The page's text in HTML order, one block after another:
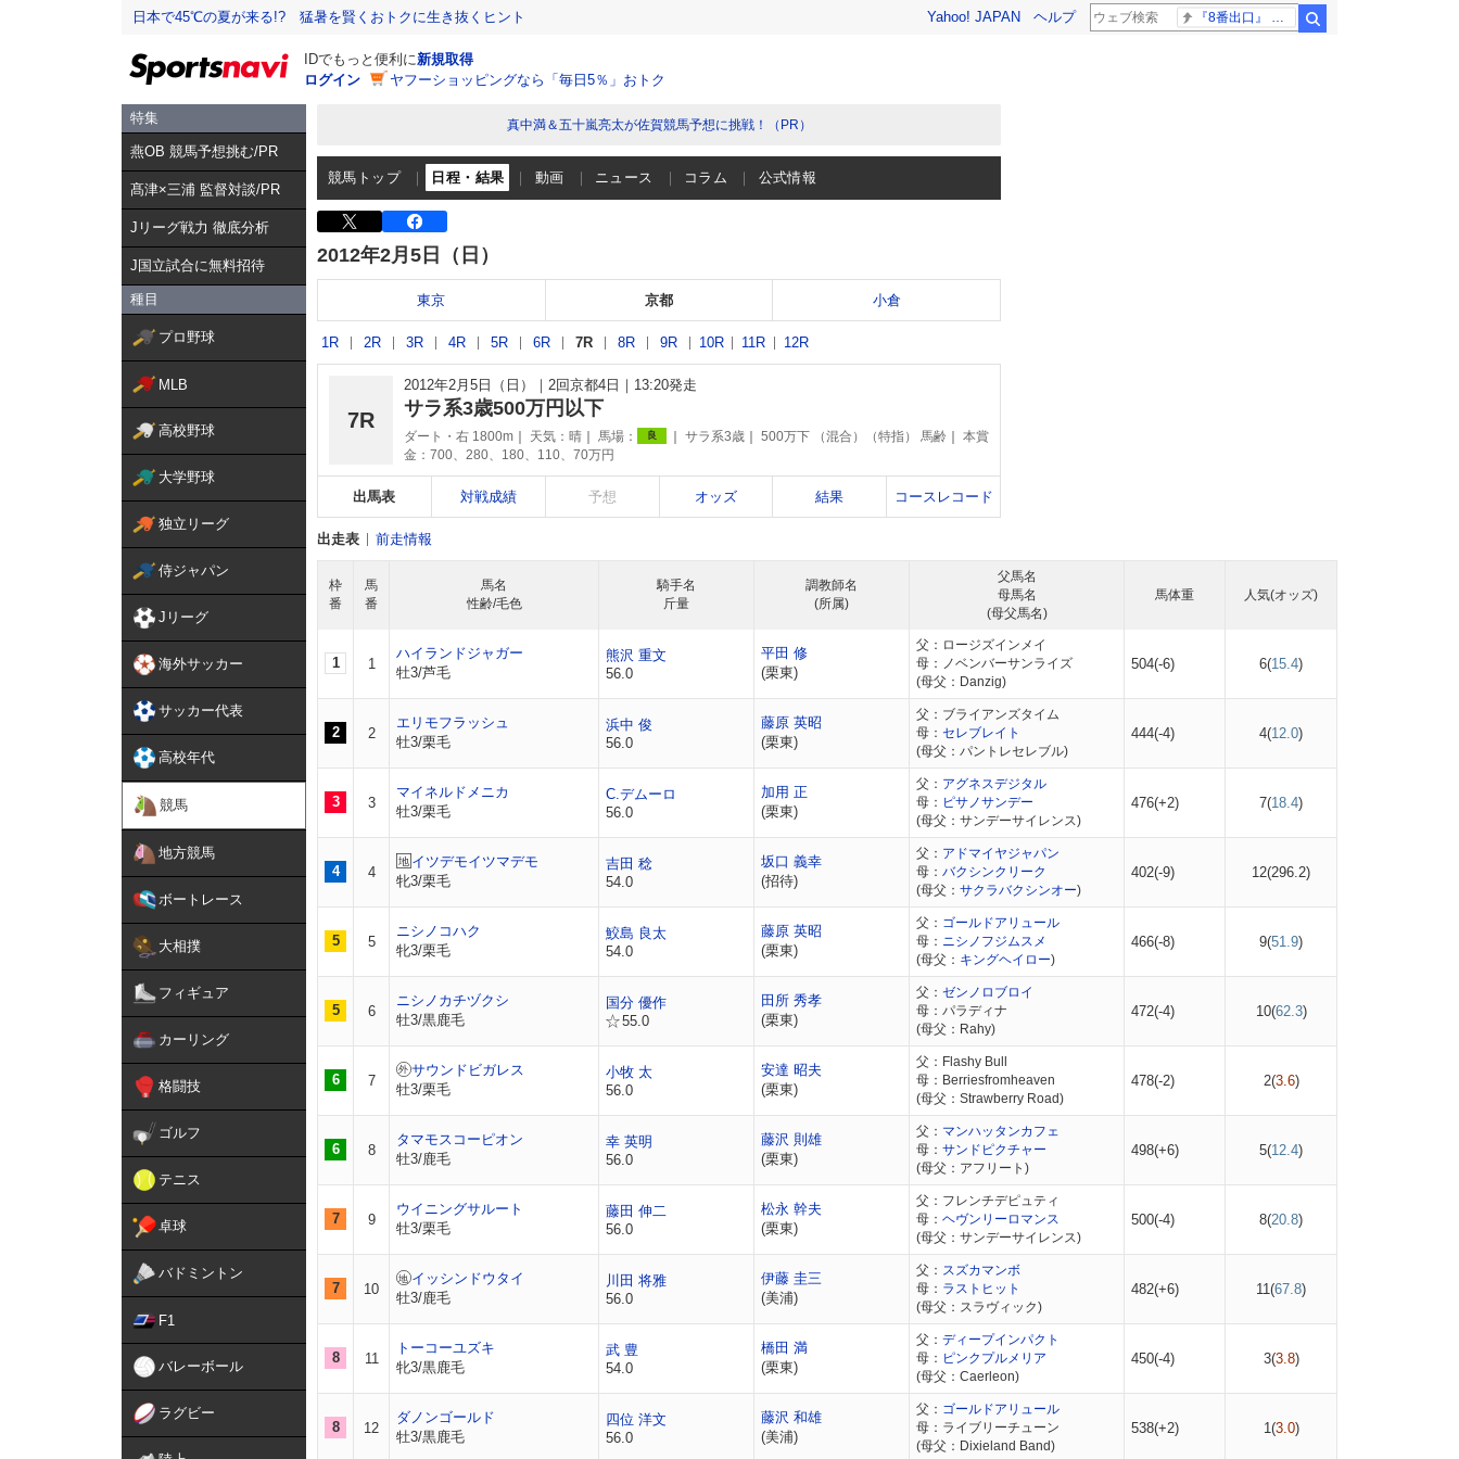
日本で45℃の夏が来る!? 猛暑を賢くおトクに生き抜くヒント Yahoo! JAPAN ヘルプ
IDでもっと便利に新規取得
ログイン
ヤフーショッピングなら「毎日5％」おトク
特集
燕OB 競馬予想挑む/PR
髙津×三浦 監督対談/PR
Jリーグ戦力 徹底分析
J国立試合に無料招待
種目
プロ野球
MLB
高校野球
大学野球
独立リーグ
侍ジャパン
Jリーグ
海外サッカー
サッカー代表
高校年代
競馬
地方競馬
ボートレース
大相撲
フィギュア
カーリング
格闘技
ゴルフ
テニス
卓球
バドミントン
F1
バレーボール
ラグビー
真中満＆五十嵐亮太が佐賀競馬予想に挑戦！（PR）
競馬トップ 日程・結果 動画 ニュース コラム 公式情報
2012年2月5日（日）
東京 京都 小倉
1R 2R 3R 4R 5R 6R 7R 8R 9R 10R 11R 12R
7R
2012年2月5日（日） 2回京都4日 13:20発走
サラ系3歳500万円以下
ダート・右 1800m 天気： 晴 馬場： 良 サラ系3歳 500万下 （混合）（特指） 馬齢
本賞
金：700、280、180、110、70万円
出馬表 対戦成績 予想 オッズ 結果 コースレコード
出走表 前走情報
枠
番
馬
番
馬名
性齢/毛色
騎手名
斤量
調教師名
(所属)
父馬名
母馬名
(母父馬名)
馬体重 人気(オッズ)
1 1
ハイランドジャガー
牡3/芦毛
熊沢 重文
56.0
平田 修
(栗東)
父：ロージズインメイ
母：ノベンバーサンライズ
(母父：Danzig)
504(-6) 6(15.4)
2 2
エリモフラッシュ
牡3/栗毛
浜中 俊
56.0
藤原 英昭
(栗東)
父：ブライアンズタイム
母： セレブレイト
(母父：パントレセレブル)
444(-4) 4(12.0)
3 3
マイネルドメニカ
牡3/栗毛
C.デムーロ
56.0
加用 正
(栗東)
父： アグネスデジタル
母： ピサノサンデー
(母父：サンデーサイレンス)
476(+2) 7(18.4)
4 4
イツデモイツマデモ
牝3/栗毛
吉田 稔
54.0
坂口 義幸
(招待)
父： アドマイヤジャパン
母： バクシンクリーク
(母父： サクラバクシンオー)
402(-9) 12(296.2)
5 5
ニシノコハク
牝3/栗毛
鮫島 良太
54.0
藤原 英昭
(栗東)
父： ゴールドアリュール
母： ニシノフジムスメ
(母父： キングヘイロー)
466(-8) 9(51.9)
5 6
ニシノカチヅクシ
牡3/黒鹿毛
国分 優作
55.0
田所 秀孝
(栗東)
父： ゼンノロブロイ
母：パラディナ
(母父：Rahy)
472(-4) 10(62.3)
6 7
サウンドビガレス
牡3/栗毛
小牧 太
56.0
安達 昭夫
(栗東)
父：Flashy Bull
母：Berriesfromheaven
(母父：Strawberry Road)
478(-2) 2(3.6)
6 8
タマモスコーピオン
牡3/鹿毛
幸 英明
56.0
藤沢 則雄
(栗東)
父： マンハッタンカフェ
母： サンドピクチャー
(母父：アフリート)
498(+6) 5(12.4)
7 9
ウイニングサルート
牡3/栗毛
藤田 伸二
56.0
松永 幹夫
(栗東)
父：フレンチデピュティ
母： ヘヴンリーロマンス
(母父：サンデーサイレンス)
500(-4) 8(20.8)
7 10
イッシンドウタイ
牡3/鹿毛
川田 将雅
56.0
伊藤 圭三
(美浦)
父： スズカマンボ
母： ラストヒット
(母父：スラヴィック)
482(+6) 11(67.8)
8 11
トーコーユズキ
牝3/黒鹿毛
武 豊
54.0
橋田 満
(栗東)
父： ディープインパクト
母： ピンクプルメリア
(母父：Caerleon)
450(-4) 3(3.8)
8 12
ダノンゴールド
牡3/黒鹿毛
四位 洋文
56.0
藤沢 和雄
(美浦)
父： ゴールドアリュール
母：ライブリーチューン
(母父：Dixieland Band)
538(+2) 1(3.0)